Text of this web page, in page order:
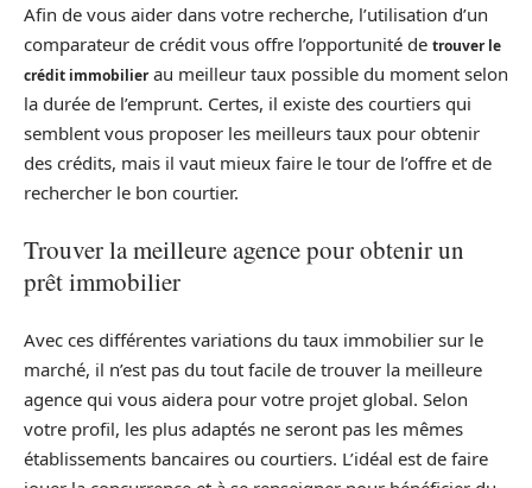
Afin de vous aider dans votre recherche, l’utilisation d’un
comparateur de crédit vous offre l’opportunité de trouver le
crédit immobilierau meilleur taux possible du moment selon
la durée de l’emprunt. Certes, il existe des courtiers qui
semblent vous proposer les meilleurs taux pour obtenir
des crédits, mais il vaut mieux faire le tour de l’offre et de
rechercher le bon courtier.
Trouver la meilleure agence pour obtenir un
prêt immobilier
Avec ces différentes variations du taux immobilier sur le
marché, il n’est pas du tout facile de trouver la meilleure
agence qui vous aidera pour votre projet global. Selon
votre profil, les plus adaptés ne seront pas les mêmes
établissements bancaires ou courtiers. L’idéal est de faire